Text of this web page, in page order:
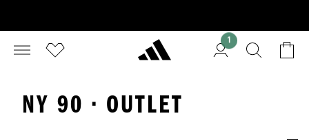
1
NY 90 · OUTLET